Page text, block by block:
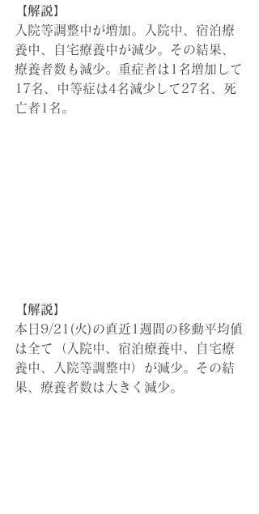
【解説】
入院等調整中が増加。入院中、宿泊療
養中、自宅療養中が減少。その結果、
療養者数も減少。重症者は1名増加して
17名、中等症は4名減少して27名、死
亡者1名。
【解説】
本日9/21(火)の直近1週間の移動平均値
は全て（入院中、宿泊療養中、自宅療
養中、入院等調整中）が減少。その結
果、療養者数は大きく減少。